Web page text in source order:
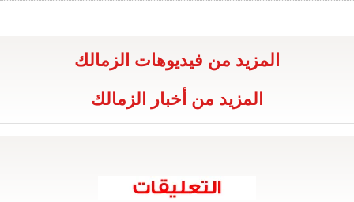
المزيد من فيديوهات الزمالك
المزيد من أخبار الزمالك